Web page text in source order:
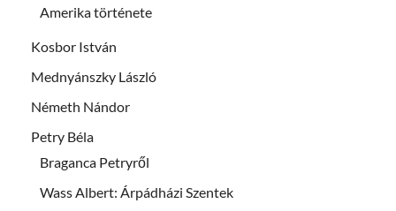
Amerika története
Kosbor István
Mednyánszky László
Németh Nándor
Petry Béla
Braganca Petryről
Wass Albert: Árpádházi Szentek